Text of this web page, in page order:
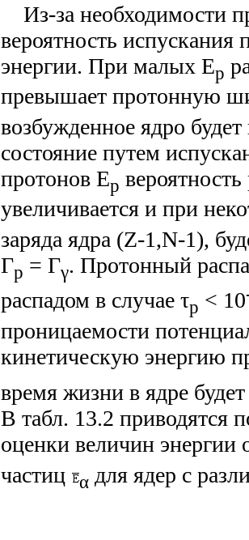
Из-за необходимости
вероятность испускания
энергии. При малых Ep
превышает протонную
возбужденное ядро
состояние путем
протонов Ep
увеличивается и при
заряда ядра (Z-1,N-1),
Гp = Гγ. Протонный
распадом в случае τp < 10
проницаемости
кинетическую энергию
время жизни в ядре
В табл. 13.2 приводятся
оценки величин энергии
частиц
α для ядер с